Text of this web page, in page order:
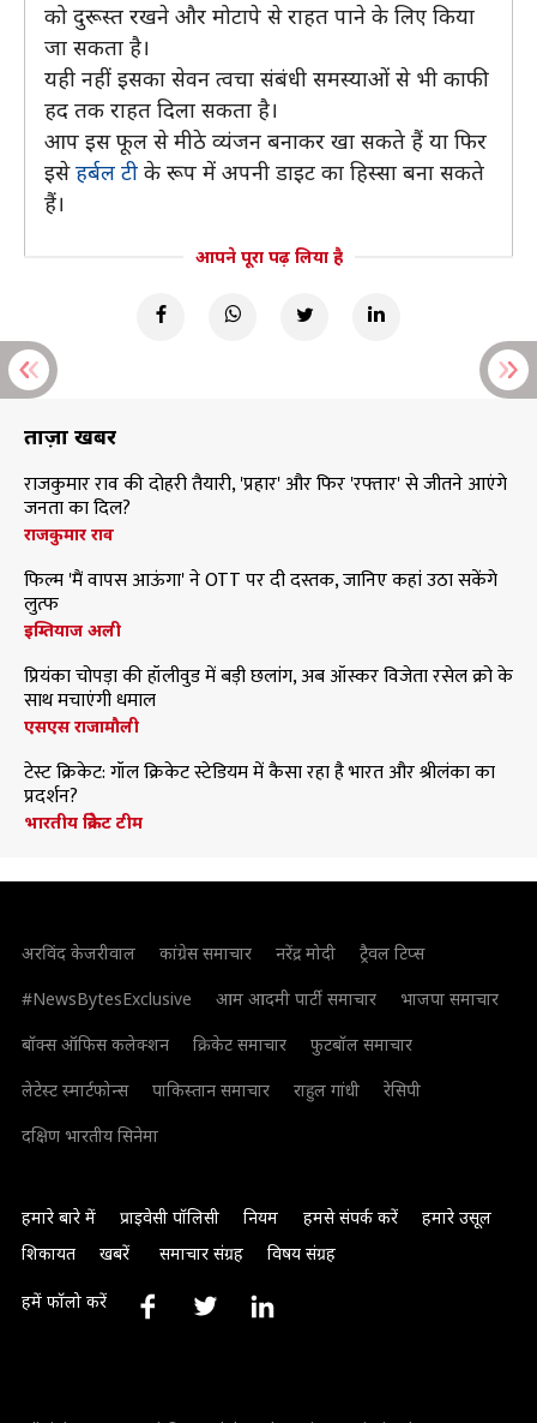
को दुरूस्त रखने और मोटापे से राहत पाने के लिए किया
जा सकता है।
यही नहीं इसका सेवन त्वचा संबंधी समस्याओं से भी काफी
हद तक राहत दिला सकता है।
आप इस फूल से मीठे व्यंजन बनाकर खा सकते हैं या फिर
इसेहर्बल टी के रूप में अपनी डाइट का हिस्सा बना सकते
हैं।
आपने पूरा पढ़ लिया है
ताज़ा खबरें
राजकुमार राव की दोहरी तैयारी, 'प्रहार' और फिर 'रफ्तार' से जीतने आएंगे
जनता का दिल?
राजकुमार राव
फिल्म 'मैं वापस आऊंगा' ने OTT पर दी दस्तक, जानिए कहां उठा सकेंगे
लुत्फ
इम्तियाज अली
प्रियंका चोपड़ा की हॉलीवुड में बड़ी छलांग, अब ऑस्कर विजेता रसेल क्रो के
साथ मचाएंगी धमाल
एसएस राजामौली
टेस्ट क्रिकेट: गॉल क्रिकेट स्टेडियम में कैसा रहा है भारत और श्रीलंका का
प्रदर्शन?
भारतीय क्रिकेट टीम
अरविंद केजरीवाल कांग्रेस समाचार नरेंद्र मोदी
ट्रैवल टिप्स
#NewsBytesExclusive
आम आदमी पार्टी समाचार
भाजपा समाचार
बॉक्स ऑफिस कलेक्शन
क्रिकेट समाचार
फुटबॉल समाचार
लेटेस्ट स्मार्टफोन्स
पाकिस्तान समाचार राहुल गांधी
रेसिपी
दक्षिण भारतीय सिनेमा
हमारे बारे में प्राइवेसी पॉलिसी नियम हमसे संपर्क करें
हमारे उसूल
शिकायत
खबरें समाचार संग्रह विषय संग्रह
हमें फॉलो करें